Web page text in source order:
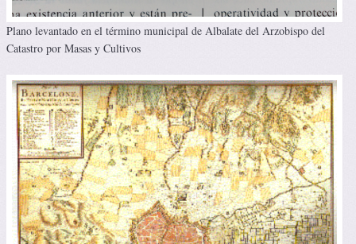
Plano levantado en el término municipal de Albalate del Arzobispo del
Catastro por Masas y Cultivos